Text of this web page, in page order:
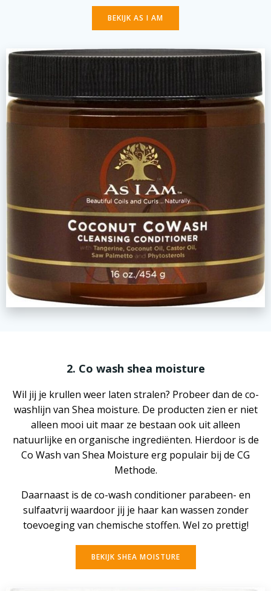
BEKIJK AS I AM
2. Co wash shea moisture
Wil jij je krullen weer laten stralen? Probeer dan de co-
washlijn van Shea moisture. De producten zien er niet
alleen mooi uit maar ze bestaan ook uit alleen
natuurlijke en organische ingrediënten. Hierdoor is de
Co Wash van Shea Moisture erg populair bij de CG
Methode.
Daarnaast is de co-wash conditioner parabeen- en
sulfaatvrij waardoor jij je haar kan wassen zonder
toevoeging van chemische stoffen. Wel zo prettig!
BEKIJK SHEA MOISTURE